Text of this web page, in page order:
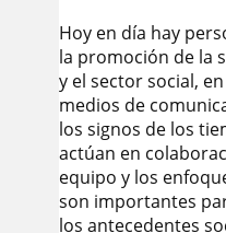
Hoy en día hay
la promoción de la
y el sector social,
medios de
los signos de los
actúan en
equipo y los
son importantes
los antecedentes